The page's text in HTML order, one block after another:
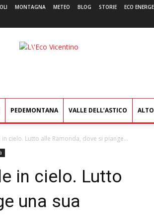
MONTAGNA METEO BLOG STORIE ECO
L'Eco
PEDEMONTANA VALLE DELL’ASTICO
cielo. Lutto alle Ramonda, dove si piange...
in cielo. Lutto
una sua